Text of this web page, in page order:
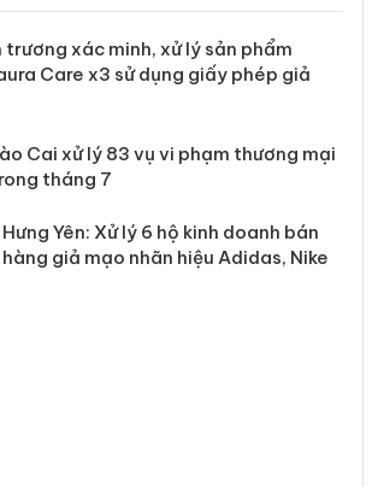
Khẩn trương xác minh, xử lý sản phẩm
Slimaura Care x3 sử dụng giấy phép
mại trong tháng 7